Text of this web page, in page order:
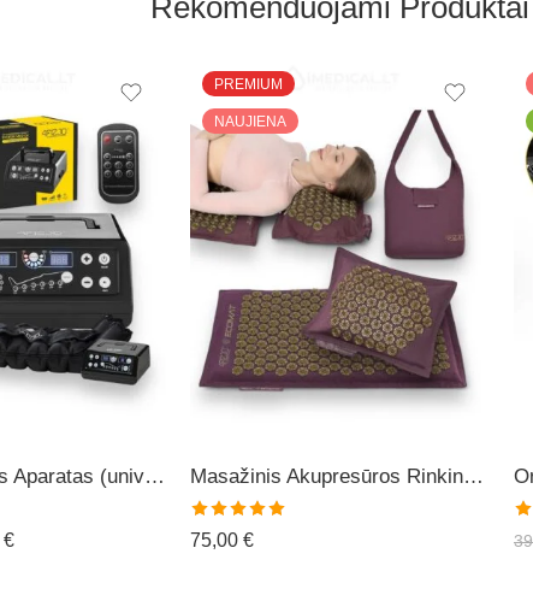
Rekomenduojami Produktai
Limfodrenažinis Aparatas (universalus) C6
€
PREMIUM
NAUJIENA
Masažinis Akupresūros Rinkinys ECOMAT-5
Įvertinimas:
5.00iš 5
75,00 €